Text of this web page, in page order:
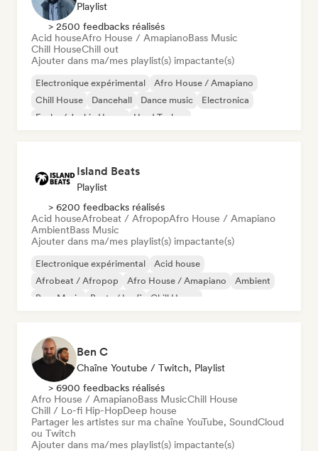
Playlist
> 2500 feedbacks réalisés
Acid houseAfro House / AmapianoBass Music
Chill HouseChill out
Ajouter dans ma/mes playlist(s) impactante(s)
Electronique expérimental
Afro House / Amapiano
Chill House
Dancehall Dance music
Electronica
Funky / Jackin House
Hard Techno
Island Beats
Playlist
> 6200 feedbacks réalisés
Acid houseAfrobeat / AfropopAfro House / Amapiano
AmbientBass Music
Ajouter dans ma/mes playlist(s) impactante(s)
Electronique expérimental
Acid house
Afrobeat / Afropop
Afro House / Amapiano
Ambient
Bass Music
Beats / Lo-fi Chill House
Ben C
Chaîne Youtube / Twitch, Playlist
> 6900 feedbacks réalisés
Afro House / AmapianoBass MusicChill House
Chill / Lo-fi Hip-HopDeep house
Partager les artistes sur ma chaîne YouTube, SoundCloud
ou Twitch
Ajouter dans ma/mes playlist(s) impactante(s)